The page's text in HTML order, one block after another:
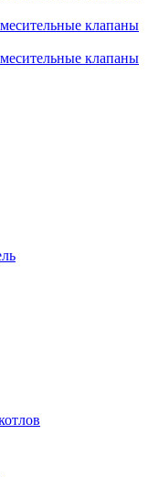
клапаны
клапаны